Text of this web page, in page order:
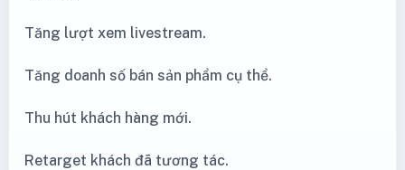
Tăng lượt xem livestream.
Tăng doanh số bán sản phẩm cụ thể.
Thu hút khách hàng mới.
Retarget khách đã tương tác.